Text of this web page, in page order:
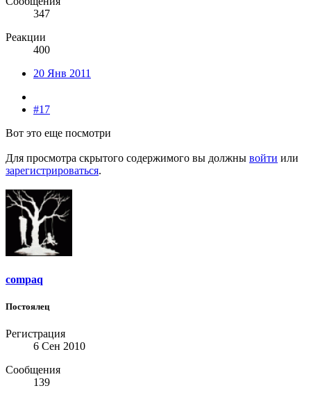
347
Реакции
400
20 Янв 2011
#17
Вот это еще посмотри
Для просмотра скрытого содержимого вы должны войти или
зарегистрироваться.
compaq
Постоялец
Регистрация
6 Сен 2010
Сообщения
139